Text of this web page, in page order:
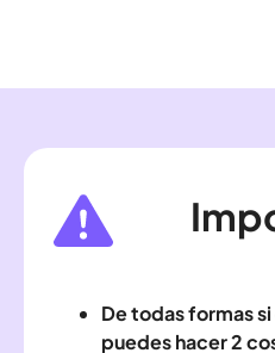
De todas formas
puedes hacer 2